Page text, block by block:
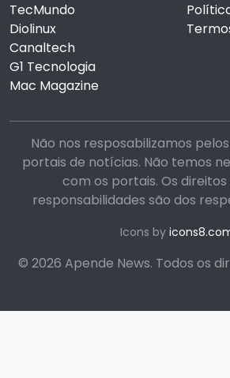
TecMundo
Diolinux
Canaltech
G1 Tecnologia
Mac Magazine
Não nos resposabilizamos
portais de notícias. Não temos
com os portais. Os
responsabilidades são dos
Icons by
© 2026 Apende News. Todos os